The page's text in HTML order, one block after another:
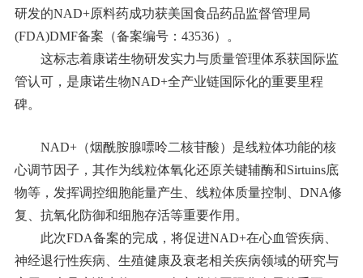
研发的NAD+原料药成功获美国食品药品监督管理局
(FDA)DMF备案（备案编号：43536）。
这标志着康诺生物研发实力与质量管理体系获国际监
管认可，是康诺生物NAD+全产业链国际化的重要里程
碑。
NAD+（烟酰胺腺嘌呤二核苷酸）是线粒体功能的核
心调节因子，其作为线粒体氧化还原关键辅酶和Sirtuins底
物等，发挥调控细胞能量产生、线粒体质量控制、DNA修
复、抗氧化防御和细胞存活等重要作用。
此次FDA备案的完成，将促进NAD+在心血管疾病、
神经退行性疾病、生殖健康及衰老相关疾病领域的研究与